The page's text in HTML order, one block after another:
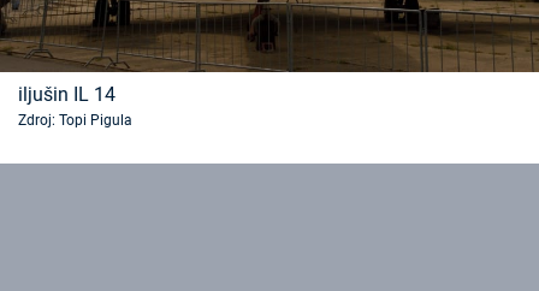
iljušin IL 14
Zdroj: Topi Pigula